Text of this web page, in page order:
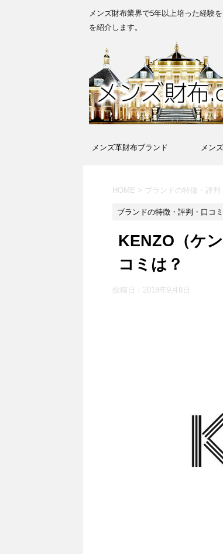
メンズ財布業界で5年以上培った経験
を紹介します。
メンズ革財布ブランド メン
HOME > ブランドの特徴・評判
ブランドの特徴・評判・口コミ
KENZO（ケ
コミは？
投稿日： 2018年9月8日